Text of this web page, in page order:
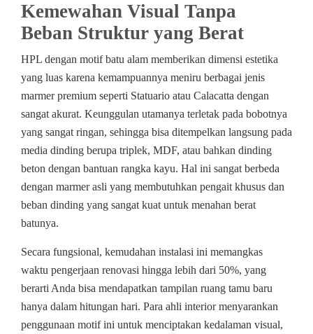
Kemewahan Visual Tanpa
Beban Struktur yang Berat
HPL dengan motif batu alam memberikan dimensi estetika
yang luas karena kemampuannya meniru berbagai jenis
marmer premium seperti Statuario atau Calacatta dengan
sangat akurat. Keunggulan utamanya terletak pada bobotnya
yang sangat ringan, sehingga bisa ditempelkan langsung pada
media dinding berupa triplek, MDF, atau bahkan dinding
beton dengan bantuan rangka kayu. Hal ini sangat berbeda
dengan marmer asli yang membutuhkan pengait khusus dan
beban dinding yang sangat kuat untuk menahan berat
batunya.
Secara fungsional, kemudahan instalasi ini memangkas
waktu pengerjaan renovasi hingga lebih dari 50%, yang
berarti Anda bisa mendapatkan tampilan ruang tamu baru
hanya dalam hitungan hari. Para ahli interior menyarankan
penggunaan motif ini untuk menciptakan kedalaman visual,